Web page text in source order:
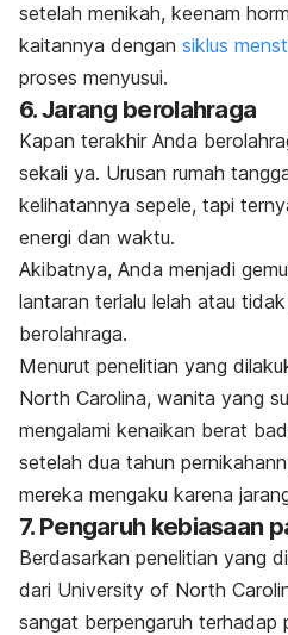
setelah menikah, keenam
kaitannya dengan siklus
proses menyusui.
6. Jarang berolahraga
Kapan terakhir Anda
sekali ya. Urusan rumah
kelihatannya sepele, tapi
energi dan waktu.
Akibatnya, Anda menjadi
lantaran terlalu lelah atau
berolahraga.
Menurut penelitian yang
North Carolina, wanita yang
mengalami kenaikan berat
setelah dua tahun
mereka mengaku karena
7. Pengaruh kebiasaan
Berdasarkan penelitian yang
dari University of North
sangat berpengaruh